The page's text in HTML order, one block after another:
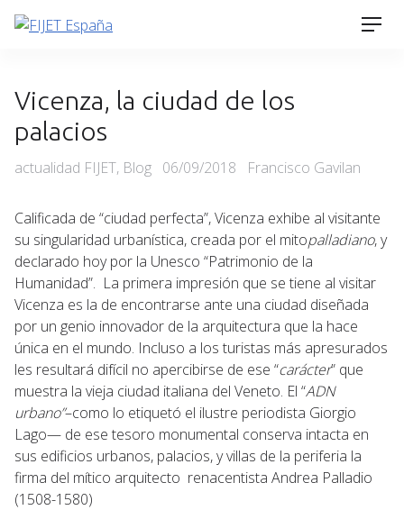
Skip
Vicenza, la ciudad de los
palacios
Categories
actualidad FIJET, Blog Posted
06/09/2018 Francisco Gavilan
Calificada de “ciudad perfecta”, Vicenza exhibe al visitante
su singularidad urbanística, creada por el mitopalladiano, y
declarado hoy por la Unesco “Patrimonio de la
Humanidad”. La primera impresión que se tiene al visitar
Vicenza es la de encontrarse ante una ciudad diseñada
por un genio innovador de la arquitectura que la hace
única en el mundo. Incluso a los turistas más apresurados
les resultará difícil no apercibirse de ese “carácter” que
muestra la vieja ciudad italiana del Veneto. El “ADN
urbano”–como lo etiquetó el ilustre periodista Giorgio
Lago— de ese tesoro monumental conserva intacta en
sus edificios urbanos, palacios, y villas de la periferia la
firma del mítico arquitecto renacentista Andrea Palladio
(1508-1580)